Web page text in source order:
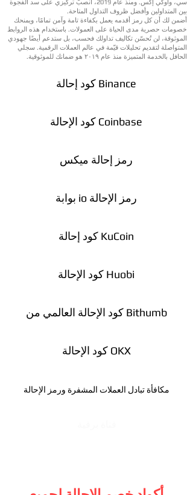
سي، وأوكي إكس. ومنذ عام 2019، انصبّ تركيزي على سد الفجوة
بين المتداولين وأفضل ظروف التداول المتاحة.
أضمن لك أن كل رمز أقدمه يعمل بكفاءة تامة وآمن تمامًا، ويمنحك
خصومات حصرية مدى الحياة على العمولات. باستخدام هذه الروابط
الموثوقة، لن تُحسّن تكاليف تداولك فحسب، بل ستدعم أيضًا جهودي
المتواصلة لتقديم تحليلات قيّمة في عالم العملات الرقمية. سجلي
الحافل بالخدمة المتميزة منذ عام ٢٠١٩ هو ضمانك للموثوقية.
كود إحالة Binance
كود الإحالة Coinbase
رمز إحالة ميكس
بوابة io رمز الإحالة
كود إحالة KuCoin
كود الإحالة Huobi
كود الإحالة العالمي من Bithumb
كود الإحالة OKX
مكافأة تبادل العملات المشفرة ورمز الإحالة